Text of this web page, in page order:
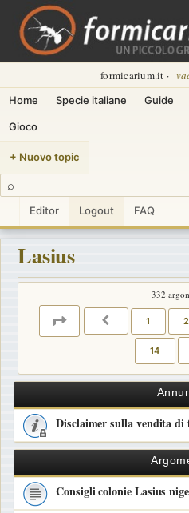
formicarium.it ·
Home Specie italiane Guide
Gioco
+ Nuovo topic
⌕
Editor Logout FAQ
Lasius
332
PAGINA3 PRECEDENTE
1 2
14
Disclaimer sulla vendita di
Consigli colonie Lasius